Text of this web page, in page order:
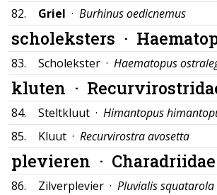
82. Griel · Burhinus oedicnemus
scholeksters ·
83. Scholekster · Haematopus
kluten ·
84. Steltkluut · Himantopus
85.
Kluut · Recurvirostra avosetta
plevieren · Charadriidae
86. Zilverplevier · Pluvialis squatarola